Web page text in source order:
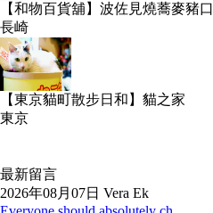
【和物百貨舖】波佐見燒蕎麥豬口
長崎
【東京貓町散步日和】貓之家
東京
最新留言
2026年08月07日 Vera Ek